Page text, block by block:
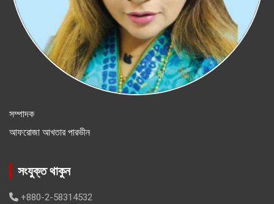
সম্পাদক
আফরোজা আখতার পারভীন
সংযুক্ত থাকুন
+880-2-58314532